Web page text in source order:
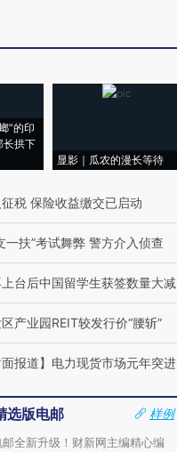
”的印
长拱下
显影｜瓜农的漫长等待
税 保险收益缴交已启动
一扶”考试舞弊 警方介入侦查
台后中国留学生获签数量大减
产业园REIT较发行价“腰斩”
面报道】电力现货市场元年突进
选版电邮
样例
全新升级！财新网主编精心编